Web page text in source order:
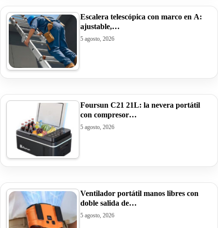
Escalera telescópica con marco en A:
ajustable,…
5 agosto, 2026
Foursun C21 21L: la nevera portátil
con compresor…
5 agosto, 2026
Ventilador portátil manos libres con
doble salida de…
5 agosto, 2026